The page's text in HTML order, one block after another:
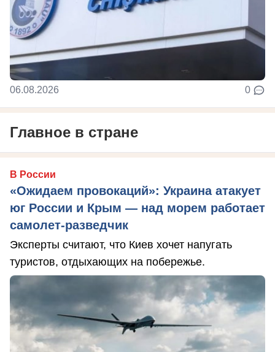
06.08.2026 0
Главное в стране
В России
«Ожидаем провокаций»: Украина атакует
юг России и Крым — над морем работает
самолет-разведчик
Эксперты считают, что Киев хочет напугать
туристов, отдыхающих на побережье.